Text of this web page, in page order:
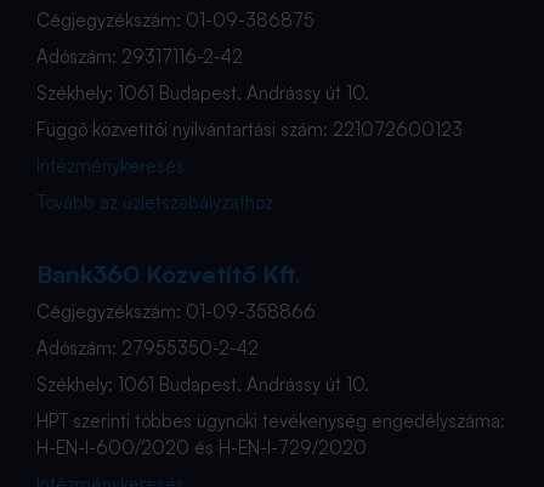
Cégjegyzékszám: 01-09-386875
Adószám: 29317116-2-42
Székhely: 1061 Budapest, Andrássy út 10.
Függő közvetítői nyilvántartási szám: 221072600123
Intézménykeresés
Tovább az üzletszabályzathoz
Bank360 Közvetítő Kft.
Cégjegyzékszám: 01-09-358866
Adószám: 27955350-2-42
Székhely: 1061 Budapest, Andrássy út 10.
HPT szerinti többes ügynöki tevékenység engedélyszáma:
H-EN-I-600/2020 és H-EN-I-729/2020